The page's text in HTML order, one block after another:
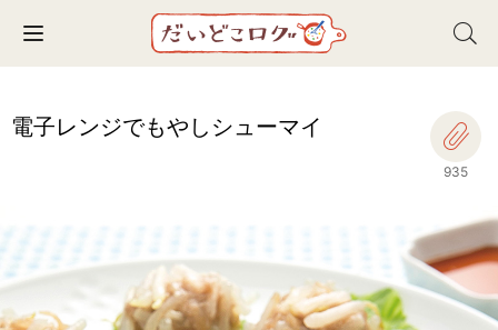
Toggle navigation
電子レンジでもやしシューマイ
935